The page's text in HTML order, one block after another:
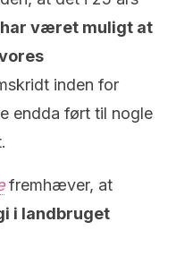
været muligt at
inden for
endda ført til nogle
fremhæver, at
i landbruget